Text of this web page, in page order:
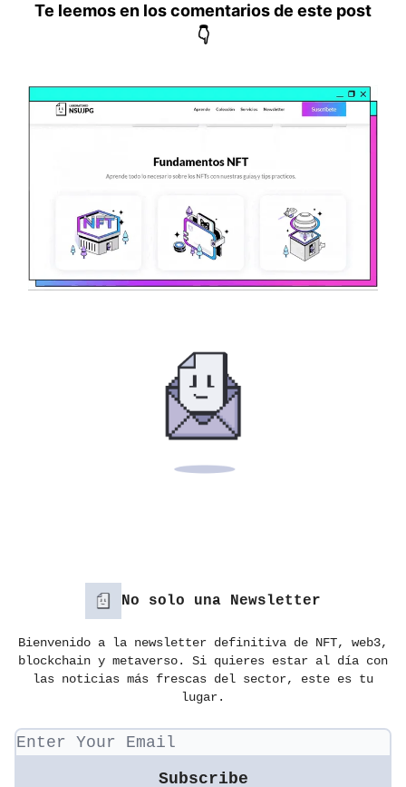
Te leemos en los comentarios de este post
👇
No solo una Newsletter
Bienvenido a la newsletter definitiva de NFT, web3,
blockchain y metaverso. Si quieres estar al día con
las noticias más frescas del sector, este es tu
lugar.